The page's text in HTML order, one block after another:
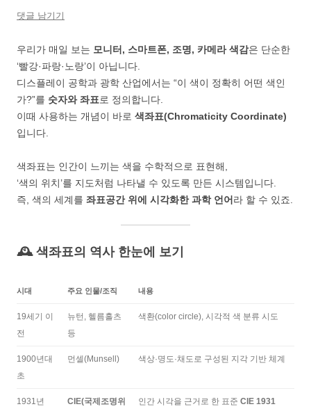
댓글 남기기
우리가 매일 보는 모니터, 스마트폰, 조명, 카메라 색감은 단순한
‘빨강·파랑·노랑’이 아닙니다.
디스플레이 공학과 광학 산업에서는 “이 색이 정확히 어떤 색인
가?”를 숫자와 좌표로 정의합니다.
이때 사용하는 개념이 바로 색좌표(Chromaticity Coordinate)
입니다.
색좌표는 인간이 느끼는 색을 수학적으로 표현해,
‘색의 위치’를 지도처럼 나타낼 수 있도록 만든 시스템입니다.
즉, 색의 세계를 좌표공간 위에 시각화한 과학 언어 라 할 수 있죠.
🕰 색좌표의 역사 한눈에 보기
시대 주요 인물/조직 내용
19세기 이
전
뉴턴, 헬름홀츠
등
색환(color circle), 시각적 색 분류 시도
1900년대
초
먼셀(Munsell) 색상·명도·채도로 구성된 지각 기반 체계
1931년
CIE(국제조명위
인간 시각을 근거로 한 표준 CIE 1931